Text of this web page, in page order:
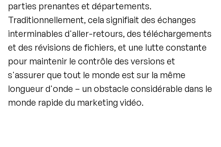
parties prenantes et départements.
Traditionnellement, cela signifiait des échanges
interminables d'aller-retours, des téléchargements
et des révisions de fichiers, et une lutte constante
pour maintenir le contrôle des versions et
s'assurer que tout le monde est sur la même
longueur d'onde – un obstacle considérable dans le
monde rapide du marketing vidéo.